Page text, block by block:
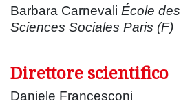
Barbara Carnevali École
Sciences Sociales Paris (F)
Direttore scientifico
Daniele Francesconi